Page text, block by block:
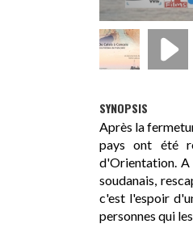
SYNOPSIS
Après la
pays ont été
d'Orientation. A
soudanais,
c'est l'espoir
personnes qui